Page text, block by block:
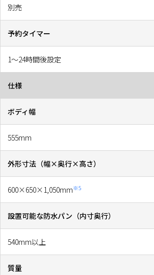
別売
予約タイマー
1〜24時間後設定
仕様
ボディ幅
555mm
外形寸法（幅×奥行×高さ）
600×650×1,050mm※5
設置可能な防水パン（内寸奥行）
540mm以上
質量